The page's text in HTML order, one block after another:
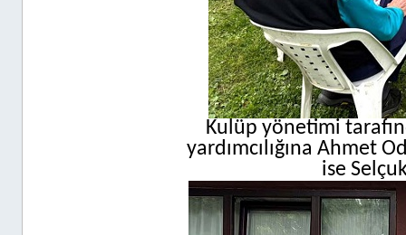
Kulüp yönetimi
yardımcılığına Ahmet
ise